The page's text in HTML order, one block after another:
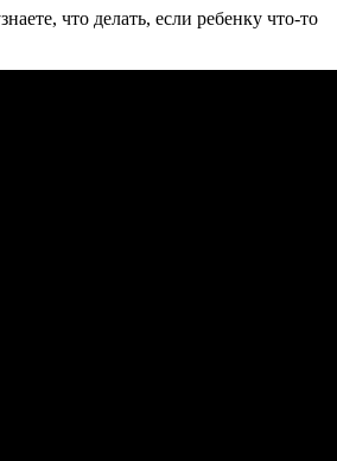
что делать, если ребенку что-то